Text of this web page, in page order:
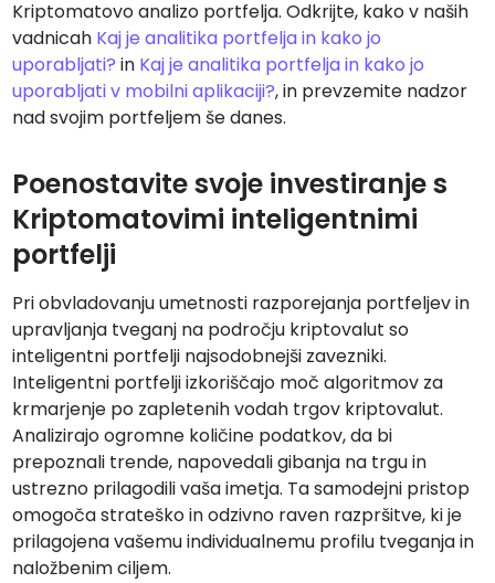
Kriptomatovo analizo portfelja. Odkrijte, kako v naših
vadnicah Kaj je analitika portfelja in kako jo
uporabljati? in Kaj je analitika portfelja in kako jo
uporabljati v mobilni aplikaciji?, in prevzemite nadzor
nad svojim portfeljem še danes.
Poenostavite svoje investiranje s
Kriptomatovimi inteligentnimi
portfelji
Pri obvladovanju umetnosti razporejanja portfeljev in
upravljanja tveganj na področju kriptovalut so
inteligentni portfelji najsodobnejši zavezniki.
Inteligentni portfelji izkoriščajo moč algoritmov za
krmarjenje po zapletenih vodah trgov kriptovalut.
Analizirajo ogromne količine podatkov, da bi
prepoznali trende, napovedali gibanja na trgu in
ustrezno prilagodili vaša imetja. Ta samodejni pristop
omogoča strateško in odzivno raven razpršitve, ki je
prilagojena vašemu individualnemu profilu tveganja in
naložbenim ciljem.